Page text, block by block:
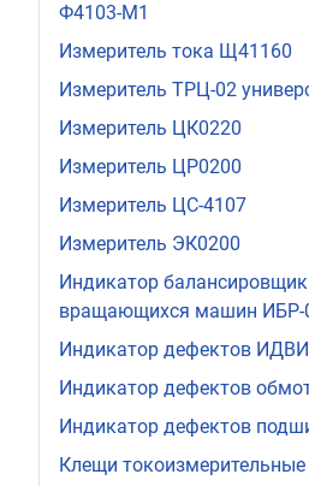
Ф4103-М1
Измеритель тока Щ41160
Измеритель ТРЦ-02
Измеритель ЦК0220
Измеритель ЦР0200
Измеритель ЦС-4107
Измеритель ЭК0200
Индикатор
вращающихся машин ИБР-
Индикатор дефектов
Индикатор дефектов
Индикатор дефектов
Клещи